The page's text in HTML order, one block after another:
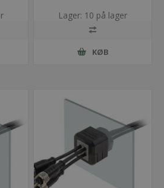
Lager: 10 på lager
KØB